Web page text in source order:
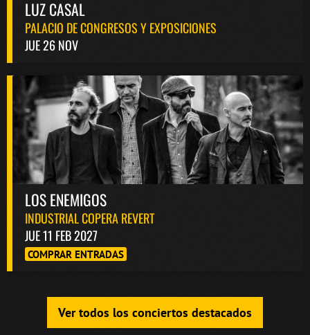
LUZ CASAL
PALACIO DE CONGRESOS Y EXPOSICIONES
JUE 26 NOV
LOS ENEMIGOS
INDUSTRIAL COPERA REVERT
JUE 11 FEB 2027
COMPRAR ENTRADAS
Ver todos los conciertos destacados